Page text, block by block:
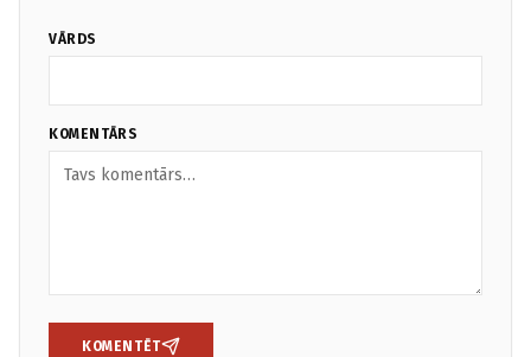
VĀRDS
KOMENTĀRS
KOMENTĒT